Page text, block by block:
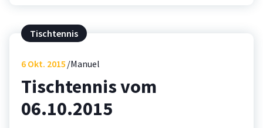
Tischtennis
6 Okt. 2015 Manuel
Tischtennis vom
06.10.2015